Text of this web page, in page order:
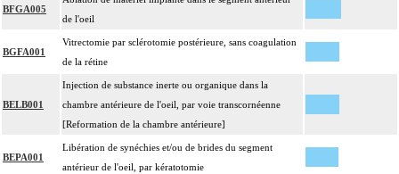
BFGA005
de l'oeil
BGFA001
Vitrectomie par sclérotomie postérieure, sans coagulation
de la rétine
BELB001
Injection de substance inerte ou organique dans la
chambre antérieure de l'oeil, par voie transcornéenne
[Reformation de la chambre antérieure]
BEPA001
Libération de synéchies et/ou de brides du segment
antérieur de l'oeil, par kératotomie